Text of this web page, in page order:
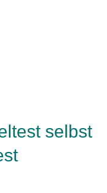
selbst